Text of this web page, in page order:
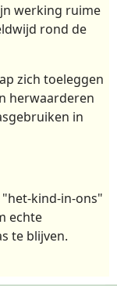
werking ruime
rond de
zich toeleggen
herwaarderen
in
kind-in-ons"
echte
te blijven.